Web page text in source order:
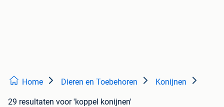
Home Dieren en Toebehoren Konijnen
29 resultaten voor 'koppel konijnen'